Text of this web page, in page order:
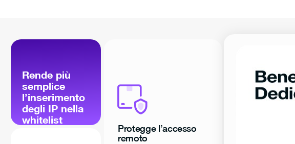
Rende più
semplice
l’inserimento
degli IP nella
whitelist
Protegge l’accesso
remoto